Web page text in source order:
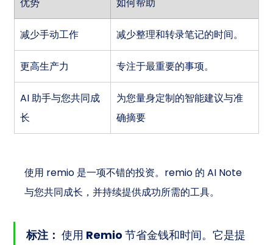
减少手动工作 减少整理和转录笔记的时间。
更高生产力 专注于最重要的事项。
AI 助手与您共同成
长
为您量身定制的智能建议与准
确摘要
使用 remio 是一项不错的投资。remio 的 AI Note
与您共同成长，并持续提供成功所需的工具。
标注： 使用 Remio 节省金钱和时间。它是提